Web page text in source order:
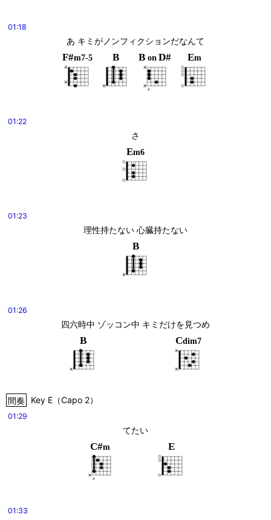
01:18
あ キミがノンフィクションだなんて
F#m7-5 B B on D# Em
01:22
さ
Em6
01:23
理性持たない 心臓持たない
B
01:26
四六時中 ゾッコン中 キミだけを見つめ
B Cdim7
間奏 Key E（Capo 2）
01:29
てたい
C#m E
01:33